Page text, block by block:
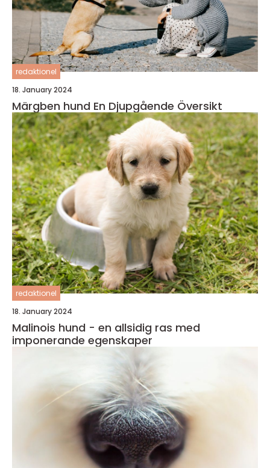
redaktionel
18. January 2024
Märgben hund En Djupgående Översikt
redaktionel
18. January 2024
Malinois hund - en allsidig ras med
imponerande egenskaper